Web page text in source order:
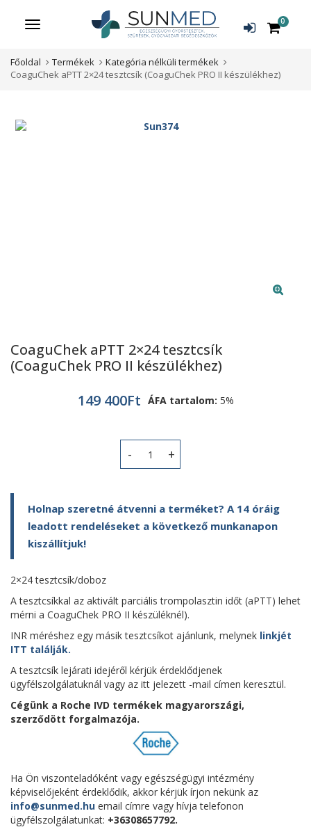
Menü 0
Főoldal Termékek
Kategória nélküli termékek
CoaguChek aPTT 2×24 tesztcsík (CoaguChek PRO II készülékhez)
CoaguChek aPTT 2×24 tesztcsík
(CoaguChek PRO II készülékhez)
149 400Ft ÁFA tartalom: 5%
CoaguChek aPTT 2x24 tesztcsík
Holnap szeretné átvenni a terméket? A 14 óráig
leadott rendeléseket a következő munkanapon
kiszállítjuk!
2×24 tesztcsík/doboz
A tesztcsíkkal az aktivált parciális trompolasztin időt (aPTT) lehet
mérni a CoaguChek PRO II készüléknél).
INR méréshez egy másik tesztcsíkot ajánlunk, melynek linkjét
ITT találják.
A tesztcsík lejárati idejéről kérjük érdeklődjenek
ügyfélszolgálatuknál vagy az itt jelezett -mail címen keresztül.
Cégünk a Roche IVD termékek magyarországi,
szerződött forgalmazója.
Ha Ön viszonteladóként vagy egészségügyi intézmény
képviselőjeként érdeklődik, akkor kérjük írjon nekünk az
info@sunmed.hu email címre vagy hívja telefonon
ügyfélszolgálatunkat: +36308657792.